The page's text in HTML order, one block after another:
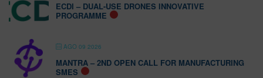
ECDI – DUAL-USE DRONES INNOVATIVE
PROGRAMME
AGO 09 2026
MANTRA – 2ND OPEN CALL FOR MANUFACTURING
SMES